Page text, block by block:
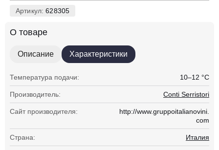
Артикул:628305
О товаре
Описание Характеристики
Температура подачи: 10–12 °С
Производитель: Conti Serristori
Сайт производителя:
http://www.gruppoitalianovini.
com
Страна: Италия